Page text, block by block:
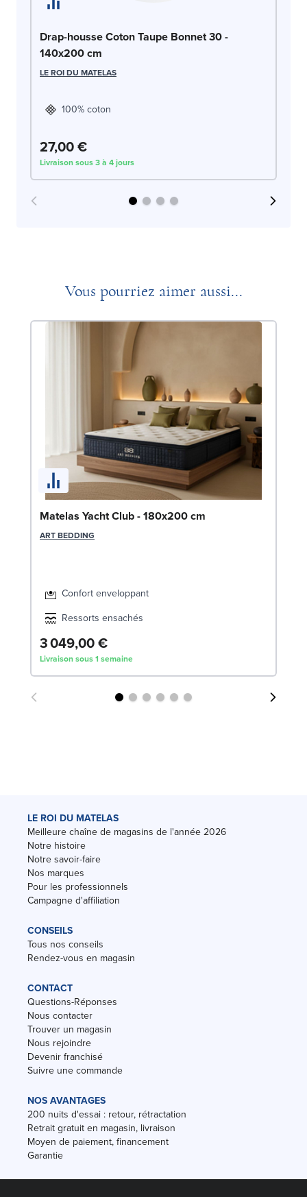
Drap-housse Coton Taupe Bonnet 30 -
140x200 cm
LE ROI DU MATELAS
100% coton
27,00 €
Livraison sous 3 à 4 jours
Vous pourriez aimer aussi...
Matelas Yacht Club - 180x200 cm
ART BEDDING
Confort enveloppant
Ressorts ensachés
3 049,00 €
Livraison sous 1 semaine
LE ROI DU MATELAS
Meilleure chaîne de magasins de l'année 2026
Notre histoire
Notre savoir-faire
Nos marques
Pour les professionnels
Campagne d'affiliation
CONSEILS
Tous nos conseils
Rendez-vous en magasin
CONTACT
Questions-Réponses
Nous contacter
Trouver un magasin
Nous rejoindre
Devenir franchisé
Suivre une commande
NOS AVANTAGES
200 nuits d'essai : retour, rétractation
Retrait gratuit en magasin, livraison
Moyen de paiement, financement
Garantie